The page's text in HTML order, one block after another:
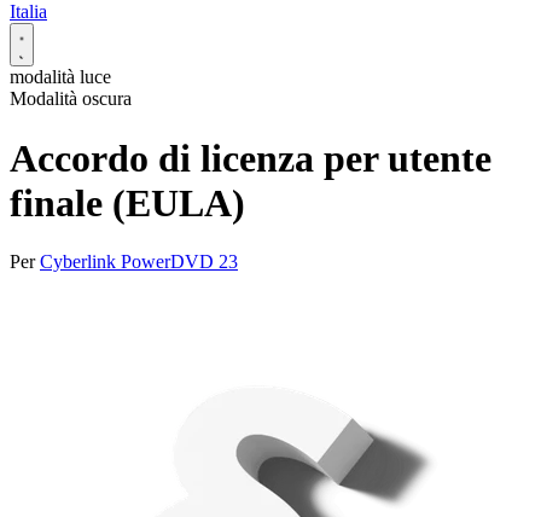
Italia
modalità luce
Modalità oscura
Accordo di licenza per utente
finale (EULA)
PerCyberlink PowerDVD 23